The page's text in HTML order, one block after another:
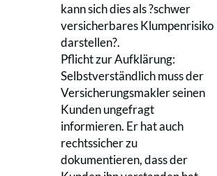
kann sich dies als ?schwer
versicherbares Klumpenrisiko
darstellen?.
Pflicht zur Aufklärung:
Selbstverständlich muss der
Versicherungsmakler seinen
Kunden ungefragt
informieren. Er hat auch
rechtssicher zu
dokumentieren, dass der